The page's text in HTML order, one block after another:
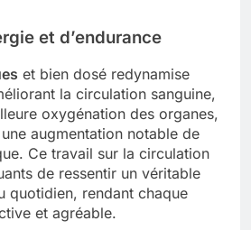
et d’endurance
et bien dosé redynamise
la circulation sanguine,
oxygénation des organes,
augmentation notable de
Ce travail sur la circulation
de ressentir un véritable
quotidien, rendant chaque
et agréable.